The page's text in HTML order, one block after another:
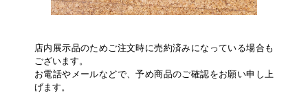
店内展示品のためご注文時に売約済みになっている場合も
ございます。
お電話やメールなどで、予め商品のご確認をお願い申し上
げます。